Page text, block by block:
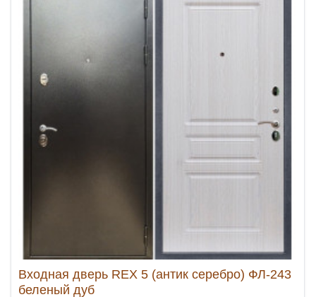
Входная дверь REX 5 (антик серебро) ФЛ-243
беленый дуб